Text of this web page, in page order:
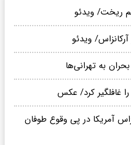
ریخت/ ویدئو
ویدئو
به تهرانی‌ها
غافلگیر کرد/ عکس
آمریکا در پی وقوع طوفان